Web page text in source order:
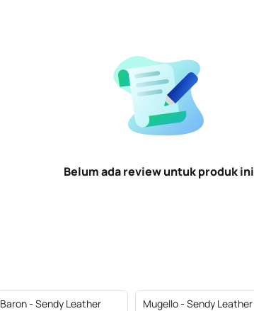
Belum ada review untuk produk ini
Baron - Sendy Leather Mugello - Sendy Leather